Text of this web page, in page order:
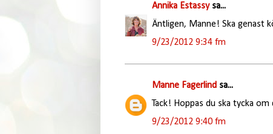
Annika Estassysa...
Äntligen, Manne! Ska genast
9/23/2012 9:34 fm
Manne Fagerlindsa...
Tack! Hoppas du ska tycka om
9/23/2012 9:40 fm